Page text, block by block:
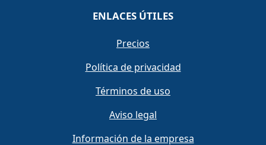
ENLACES ÚTILES
Precios
Política de privacidad
Términos de uso
Aviso legal
Información de la empresa